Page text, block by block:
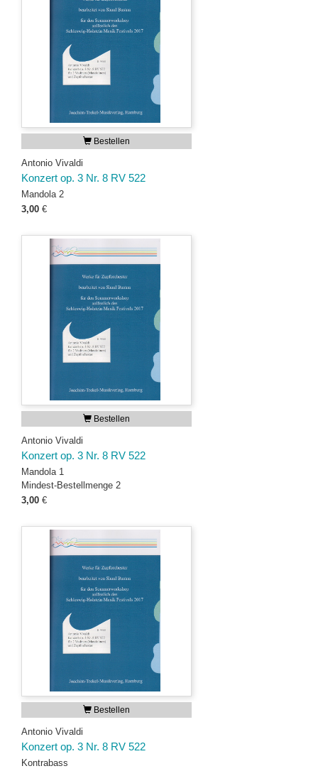
Bestellen
Antonio Vivaldi
Konzert op. 3 Nr. 8 RV 522
Mandola 2
3,00 €
Bestellen
Antonio Vivaldi
Konzert op. 3 Nr. 8 RV 522
Mandola 1
Mindest-Bestellmenge 2
3,00 €
Bestellen
Antonio Vivaldi
Konzert op. 3 Nr. 8 RV 522
Kontrabass